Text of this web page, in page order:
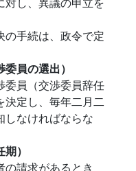
の手続は、政令で定
員の選出）
委員（交渉委員辞任
決定し、毎年二月二
しなければならな
）
請求があるとき